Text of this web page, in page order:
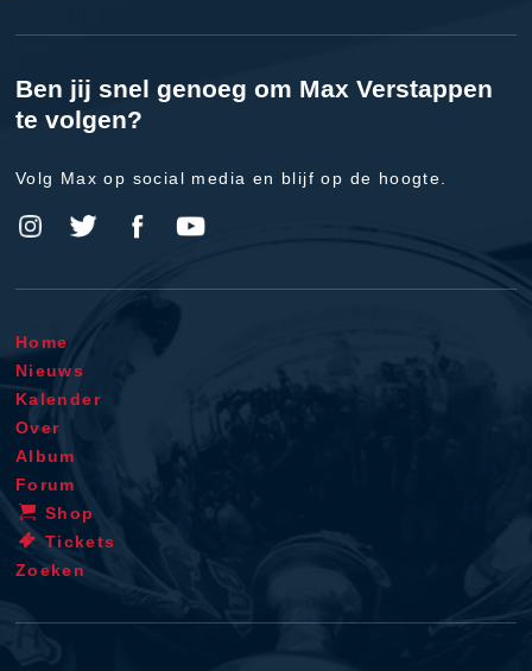
Ben jij snel genoeg om Max Verstappen
te volgen?
Volg Max op social media en blijf op de hoogte.
Home
Nieuws
Kalender
Over
Album
Forum
Shop
Tickets
Zoeken